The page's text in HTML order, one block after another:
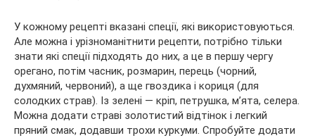
У кожному рецепті вказані спеції, які використовуються.
Але можна і урізноманітнити рецепти, потрібно тільки
знати які спеції підходять до них, а це в першу чергу
орегано, потім часник, розмарин, перець (чорний,
духмяний, червоний), а ще гвоздика і кориця (для
солодких страв). Із зелені — кріп, петрушка, м’ята, селера.
Можна додати страві золотистий відтінок і легкий
пряний смак, додавши трохи куркуми. Спробуйте додати